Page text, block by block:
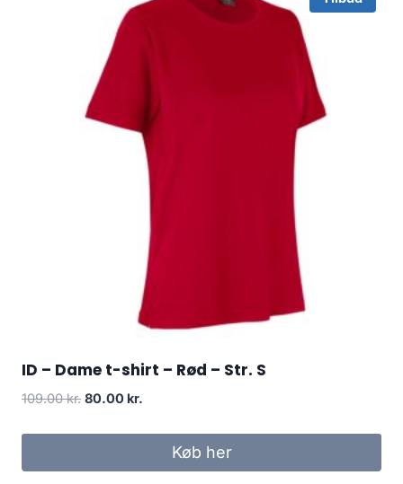
ID – Dame t-shirt – Rød – Str. S
109.00kr. Original
was:
80.00 kr.
is:
80.00 kr..
Køb her